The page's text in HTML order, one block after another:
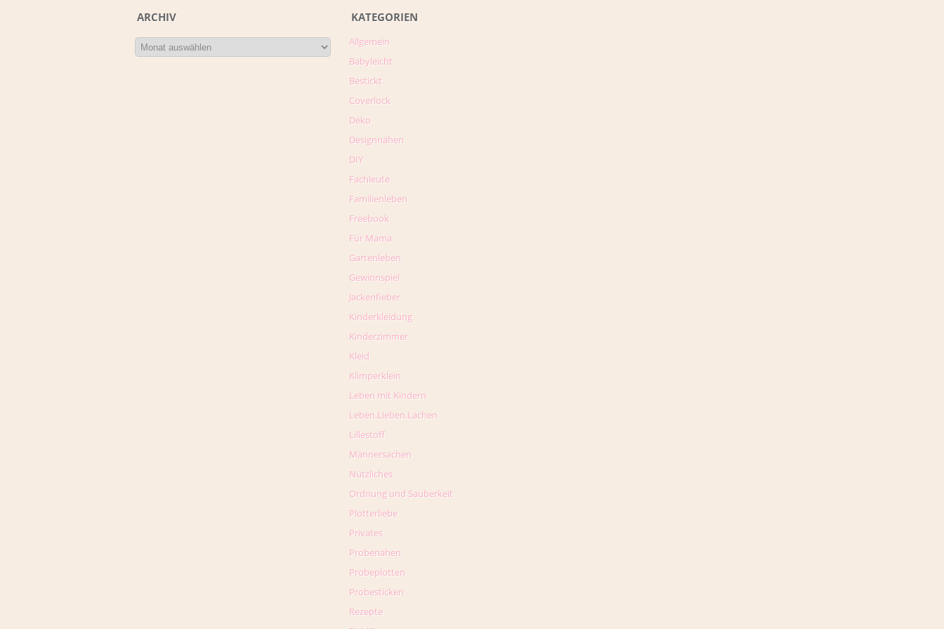
ARCHIV KATEGORIEN
Allgemein
Babyleicht
Bestickt
Coverlock
Deko
Designnähen
DIY
Fachleute
Familienleben
Freebook
Für Mama
Gartenleben
Gewinnspiel
Jackenfieber
Kinderkleidung
Kinderzimmer
Kleid
Klimperklein
Leben mit Kindern
Leben.Lieben.Lachen
Lillestoff
Männersachen
Nützliches
Ordnung und Sauberkeit
Plotterliebe
Privates
Probenähen
Probeplotten
Probesticken
Rezepte